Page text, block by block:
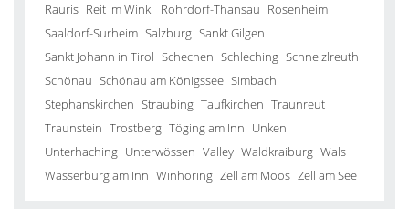
Rauris Reit im Winkl Rohrdorf-Thansau Rosenheim
Saaldorf-Surheim Salzburg Sankt Gilgen
Sankt Johann in Tirol Schechen Schleching Schneizlreuth
Schönau Schönau am Königssee Simbach
Stephanskirchen Straubing Taufkirchen Traunreut
Traunstein Trostberg Töging am Inn Unken
Unterhaching Unterwössen Valley Waldkraiburg Wals
Wasserburg am Inn Winhöring Zell am Moos Zell am See